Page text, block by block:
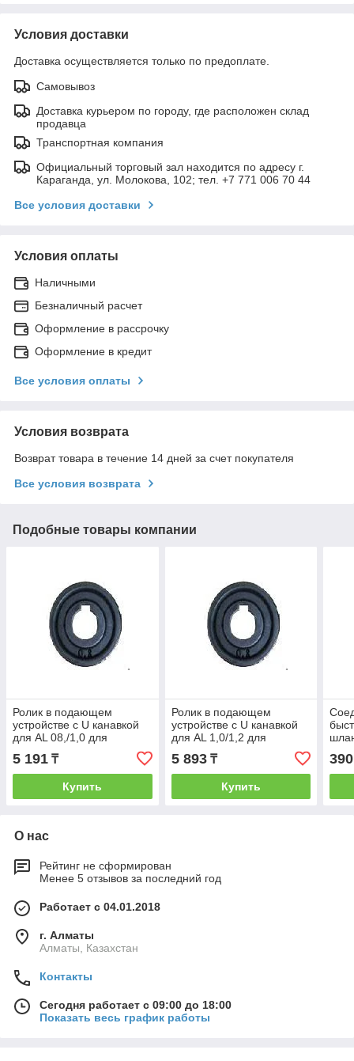
Условия доставки
Доставка осуществляется только по предоплате.
Самовывоз
Доставка курьером по городу, где расположен склад
продавца
Транспортная компания
Официальный торговый зал находится по адресу г.
Караганда, ул. Молокова, 102; тел. +7 771 006 70 44
Все условия доставки
Условия оплаты
Наличными
Безналичный расчет
Оформление в рассрочку
Оформление в кредит
Все условия оплаты
Условия возврата
Возврат товара в течение 14 дней за счет покупателя
Все условия возврата
Подобные товары компании
Ролик в подающем
устройстве с U канавкой
для AL 08,/1,0 для
САИПА-200, 220, 220
Синергия
5 191 ₸
Купить
Ролик в подающем
устройстве с U канавкой
для AL 1,0/1,2 для
САИПА-200,220,220
Синергия
5 893₸
Купить
390
О нас
Рейтинг не сформирован
Менее 5 отзывов за последний год
Работает с 04.01.2018
г. Алматы
Алматы, Казахстан
Контакты
Сегодня работает с 09:00 до 18:00
Показать весь график работы